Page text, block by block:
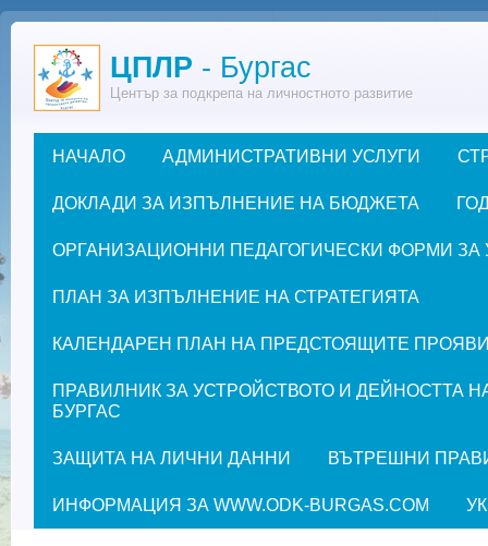
Премини към основното съдържание
ЦПЛР - Бургас
Център за подкрепа на личностното развитие
Основно меню
НАЧАЛО АДМИНИСТРАТИВНИ УСЛУГИ
ДОКЛАДИ ЗА ИЗПЪЛНЕНИЕ НА БЮДЖЕТА
ОРГАНИЗАЦИОННИ ПЕДАГОГИЧЕСКИ ФОРМИ ЗА
ПЛАН ЗА ИЗПЪЛНЕНИЕ НА СТРАТЕГИЯТА
КАЛЕНДАРЕН ПЛАН НА ПРЕДСТОЯЩИТЕ ПРОЯВИ
ПРАВИЛНИК ЗА УСТРОЙСТВОТО И ДЕЙНОСТТА
БУРГАС
ЗАЩИТА НА ЛИЧНИ ДАННИ ВЪТРЕШНИ
ИНФОРМАЦИЯ ЗА WWW.ODK-BURGAS.COM